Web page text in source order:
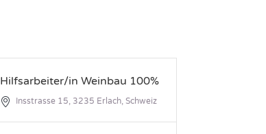
Hilfsarbeiter/in Weinbau 100%
Insstrasse 15, 3235 Erlach, Schweiz